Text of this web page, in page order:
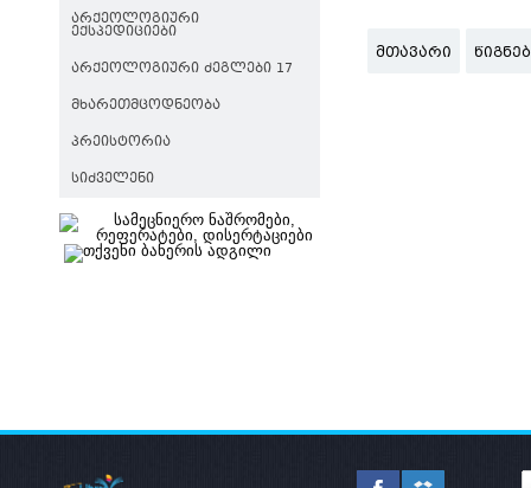
ᲐᲠᲥᲔᲝᲚᲝᲒᲘᲣᲠᲘ
ᲔᲥᲡᲞᲔᲓᲘᲪᲘᲔᲑᲘ
ᲐᲠᲥᲔᲝᲚᲝᲒᲘᲣᲠᲘ ᲫᲔᲒᲚᲔᲑᲘ 17
ᲛᲮᲐᲠᲔᲗᲛᲪᲝᲓᲜᲔᲝᲑᲐ
ᲞᲠᲔᲘᲡᲢᲝᲠᲘᲐ
ᲡᲘᲫᲕᲔᲚᲔᲜᲘ
ᲛᲗᲐᲕᲐᲠᲘ